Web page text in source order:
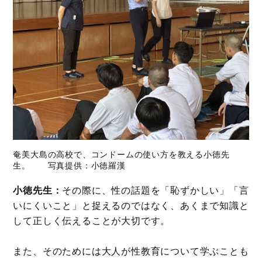
奄美大島の高校で、コンドームの使い方を教える小徳先
生。 写真提供：小徳羅漢
小徳先生： その際に、性の話題を「恥ずかしい」「言
いにくいこと」と捉えるのではなく、あくまで知識と
して正しく伝えることが大切です。
また、そのためには大人が性教育について学ぶことも